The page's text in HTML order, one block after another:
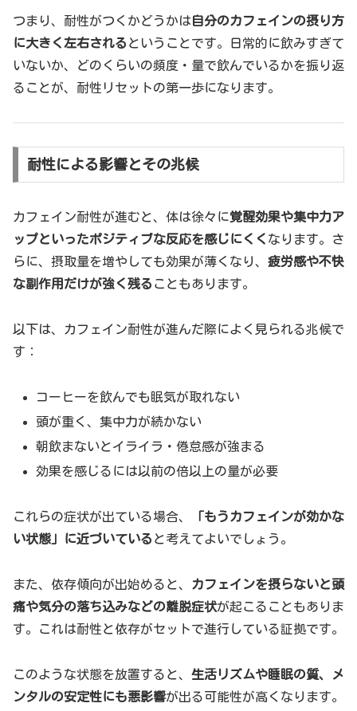
つまり、耐性がつくかどうかは自分のカフェインの摂り方
に大きく左右される ということです。日常的に飲みすぎて
いないか、どのくらいの頻度・量で飲んでいるかを振り返
ることが、耐性リセットの第一歩になります。
耐性による影響とその兆候
カフェイン耐性が進むと、体は徐々に覚醒効果や集中力ア
ップといったポジティブな反応を感じにくく なります。さ
らに、摂取量を増やしても効果が薄くなり、 疲労感や不快
な副作用だけが強く残る こともあります。
以下は、カフェイン耐性が進んだ際によく見られる兆候で
す：
コーヒーを飲んでも眠気が取れない
頭が重く、集中力が続かない
朝飲まないとイライラ・倦怠感が強まる
効果を感じるには以前の倍以上の量が必要
これらの症状が出ている場合、
「もうカフェインが効かな
い状態」に近づいている と考えてよいでしょう。
また、依存傾向が出始めると、
カフェインを摂らないと頭
痛や気分の落ち込みなどの離脱症状が起こることもありま
す。これは耐性と依存がセットで進行している証拠です。
このような状態を放置すると、 生活リズムや睡眠の質、メ
ンタルの安定性にも悪影響が出る可能性が高くなります。